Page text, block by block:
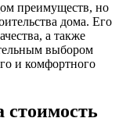
преимуществ, но
дома. Его
а также
выбором
и комфортного